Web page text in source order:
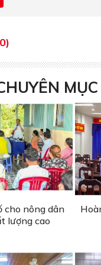
MỤC
cho nông dân
lượng cao